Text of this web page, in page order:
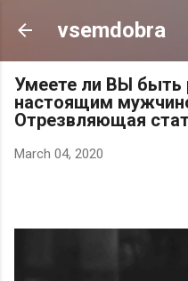
Skip to
vsemdobra
Умеете ли ВЫ быть
настоящим
Отрезвляющая
March 04, 2020